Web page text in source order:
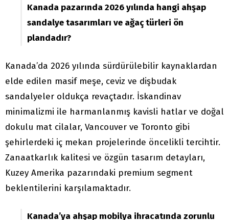
Kanada pazarında 2026 yılında hangi ahşap
sandalye tasarımları ve ağaç türleri ön
plandadır?
Kanada’da 2026 yılında sürdürülebilir kaynaklardan
elde edilen masif meşe, ceviz ve dişbudak
sandalyeler oldukça revaçtadır. İskandinav
minimalizmi ile harmanlanmış kavisli hatlar ve doğal
dokulu mat cilalar, Vancouver ve Toronto gibi
şehirlerdeki iç mekan projelerinde öncelikli tercihtir.
Zanaatkarlık kalitesi ve özgün tasarım detayları,
Kuzey Amerika pazarındaki premium segment
beklentilerini karşılamaktadır.
Kanada’ya ahşap mobilya ihracatında zorunlu